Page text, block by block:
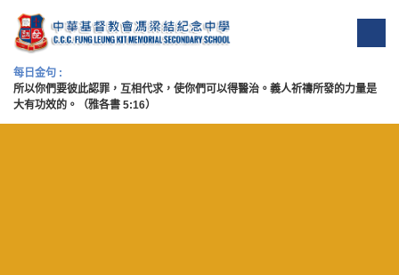
每日金句 :
所以你們要彼此認罪，互相代求，使你們可以得醫治。義人祈禱所發的力量是
大有功效的。（雅各書 5:16）